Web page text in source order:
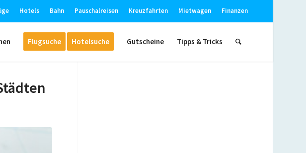
Hotels Bahn Pauschalreisen Kreuzfahrten Mietwagen Finanzen
Flugsuche Hotelsuche Gutscheine Tipps & Tricks